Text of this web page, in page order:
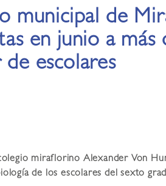
municipal de
en junio a más
de escolares
miraflorino Alexander Von
de los escolares del sexto